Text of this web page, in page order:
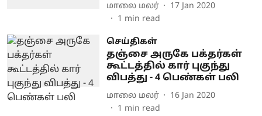
மாலை மலர்
17 Jan 2020
1 min read
செய்திகள்
தஞ்சை அருகே பக்தர்கள்
கூட்டத்தில் கார் புகுந்து
விபத்து - 4 பெண்கள் பலி
மாலை மலர்
16 Jan 2020
1 min read